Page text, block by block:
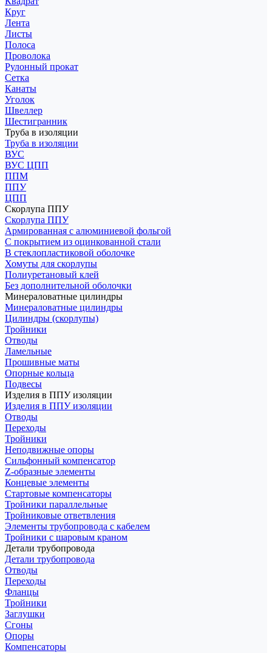
Круг
Лента
Листы
Полоса
Проволока
Рулонный прокат
Сетка
Канаты
Уголок
Швеллер
Шестигранник
Труба в изоляции
Труба в изоляции
ВУС
ВУС ЦПП
ППМ
ППУ
ЦПП
Скорлупа ППУ
Скорлупа ППУ
Армированная с алюминиевой фольгой
С покрытием из оцинкованной стали
В стеклопластиковой оболочке
Хомуты для скорлупы
Полиуретановый клей
Без дополнительной оболочки
Минераловатные цилиндры
Минераловатные цилиндры
Цилиндры (скорлупы)
Тройники
Отводы
Ламельные
Прошивные маты
Опорные кольца
Подвесы
Изделия в ППУ изоляции
Изделия в ППУ изоляции
Отводы
Переходы
Тройники
Неподвижные опоры
Cильфонный компенсатор
Z-образные элементы
Концевые элементы
Стартовые компенсаторы
Тройники параллельные
Тройниковые ответвления
Элементы трубопровода с кабелем
Тройники с шаровым краном
Детали трубопровода
Детали трубопровода
Отводы
Переходы
Фланцы
Тройники
Заглушки
Сгоны
Опоры
Компенсаторы